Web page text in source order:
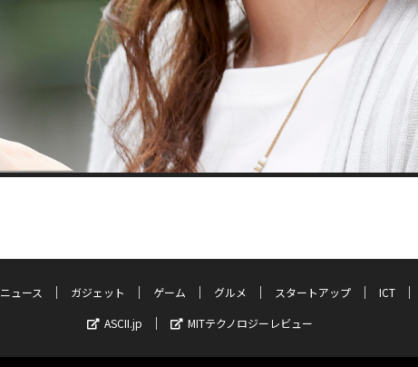
ニュース ガジェット ゲーム グルメ スタートアップ ICT
ASCII.jp
MITテクノロジーレビュー